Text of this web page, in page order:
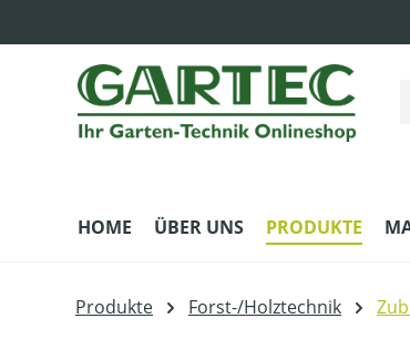
HOME ÜBER UNS PRODUKTE
Produkte Forst-/Holztechnik